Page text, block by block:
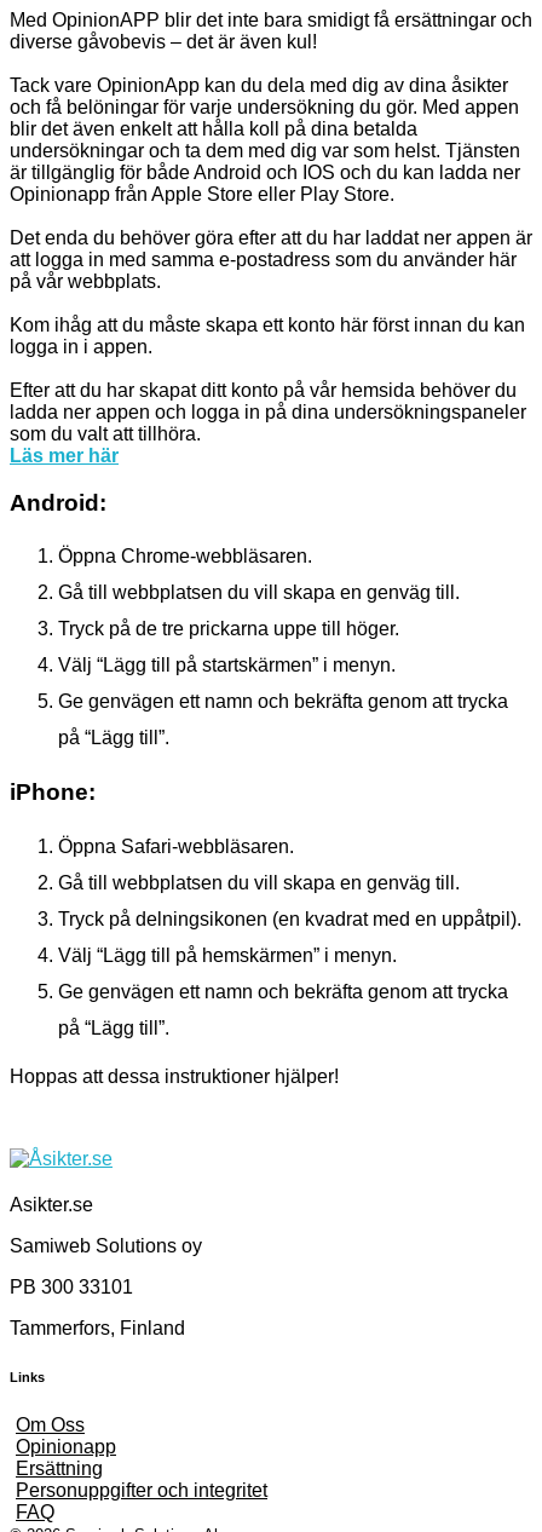
Med OpinionAPP blir det inte bara smidigt få ersättningar och
diverse gåvobevis – det är även kul!
Tack vare OpinionApp kan du dela med dig av dina åsikter
och få belöningar för varje undersökning du gör. Med appen
blir det även enkelt att hålla koll på dina betalda
undersökningar och ta dem med dig var som helst. Tjänsten
är tillgänglig för både Android och IOS och du kan ladda ner
Opinionapp från Apple Store eller Play Store.
Det enda du behöver göra efter att du har laddat ner appen är
att logga in med samma e-postadress som du använder här
på vår webbplats.
Kom ihåg att du måste skapa ett konto här först innan du kan
logga in i appen.
Efter att du har skapat ditt konto på vår hemsida behöver du
ladda ner appen och logga in på dina undersökningspaneler
som du valt att tillhöra.
Läs mer här
Android:
Öppna Chrome-webbläsaren.
Gå till webbplatsen du vill skapa en genväg till.
Tryck på de tre prickarna uppe till höger.
Välj “Lägg till på startskärmen” i menyn.
Ge genvägen ett namn och bekräfta genom att trycka
på “Lägg till”.
iPhone:
Öppna Safari-webbläsaren.
Gå till webbplatsen du vill skapa en genväg till.
Tryck på delningsikonen (en kvadrat med en uppåtpil).
Välj “Lägg till på hemskärmen” i menyn.
Ge genvägen ett namn och bekräfta genom att trycka
på “Lägg till”.
Hoppas att dessa instruktioner hjälper!
Asikter.se
Samiweb Solutions oy
PB 300 33101
Tammerfors, Finland
Links
Om Oss
Opinionapp
Ersättning
Personuppgifter och integritet
FAQ